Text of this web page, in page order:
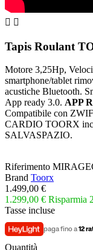
 
Tapis Roulant
Motore 3,25Hp,
smartphone/tablet
acustiche Bluetooth.
App ready 3.0. APP
Compatibile con
CARDIO TOORX
SALVASPAZIO.
Riferimento
Brand Toorx
1.499,00 €
1.299,00 € Risparmia
Tasse incluse
paga fino a12
Quantità